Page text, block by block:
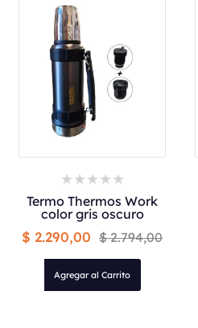
Termo Thermos Work
color gris oscuro
$ 2.290,00 $ 2.794,00
Agregar al Carrito